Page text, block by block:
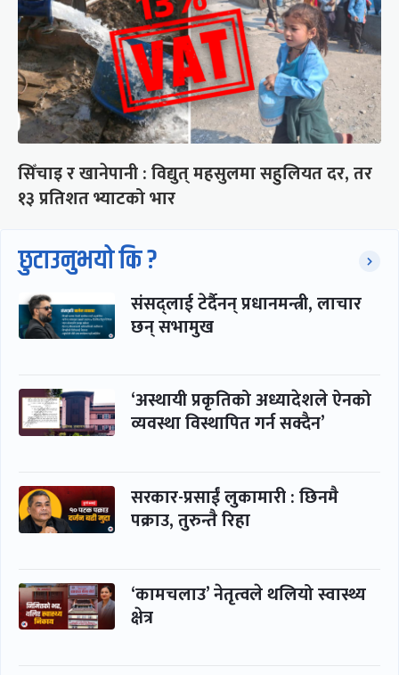
सिँचाइ र खानेपानी : विद्युत् महसुलमा सहुलियत दर, तर
१३ प्रतिशत भ्याटको भार
छुटाउनुभयो कि ?
संसद्लाई टेर्दैनन् प्रधानमन्त्री, लाचार
छन् सभामुख
‘अस्थायी प्रकृतिको अध्यादेशले ऐनको
व्यवस्था विस्थापित गर्न सक्दैन’
सरकार-प्रसाईं लुकामारी : छिनमै
पक्राउ, तुरुन्तै रिहा
‘कामचलाउ’ नेतृत्वले थलियो स्वास्थ्य
क्षेत्र